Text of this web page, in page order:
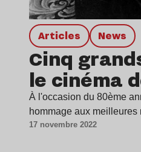
Articles news
Cinq
le cinéma
À l'occasion du 80ème
hommage aux
17 novembre 2022